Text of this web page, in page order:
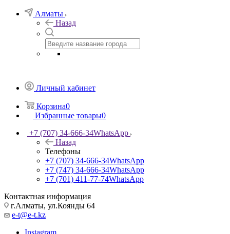
Алматы
Назад
Личный кабинет
Корзина0
Избранные товары0
+7 (707) 34-666-34WhatsApp
Назад
Телефоны
+7 (707) 34-666-34WhatsApp
+7 (747) 34-666-34WhatsApp
+7 (701) 411-77-74WhatsApp
Контактная информация
г.Алматы, ул.Коянды 64
e-t@e-t.kz
Instagram